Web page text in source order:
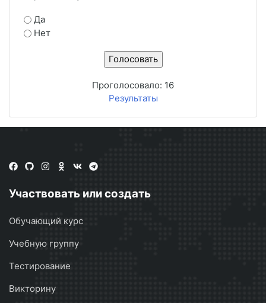
Да
Нет
Проголосовало: 16
Результаты
Участвовать или создать
Обучающий курс
Учебную группу
Тестирование
Викторину